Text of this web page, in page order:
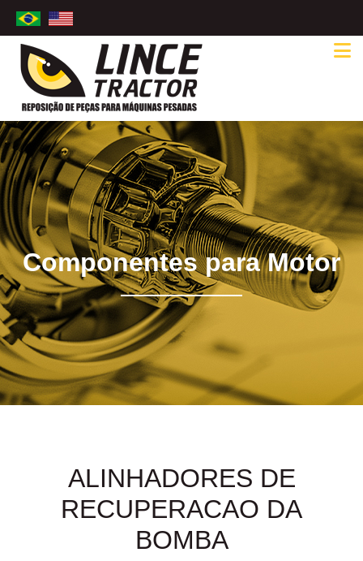
Componentes para Motor
ALINHADORES DE
RECUPERACAO DA
BOMBA